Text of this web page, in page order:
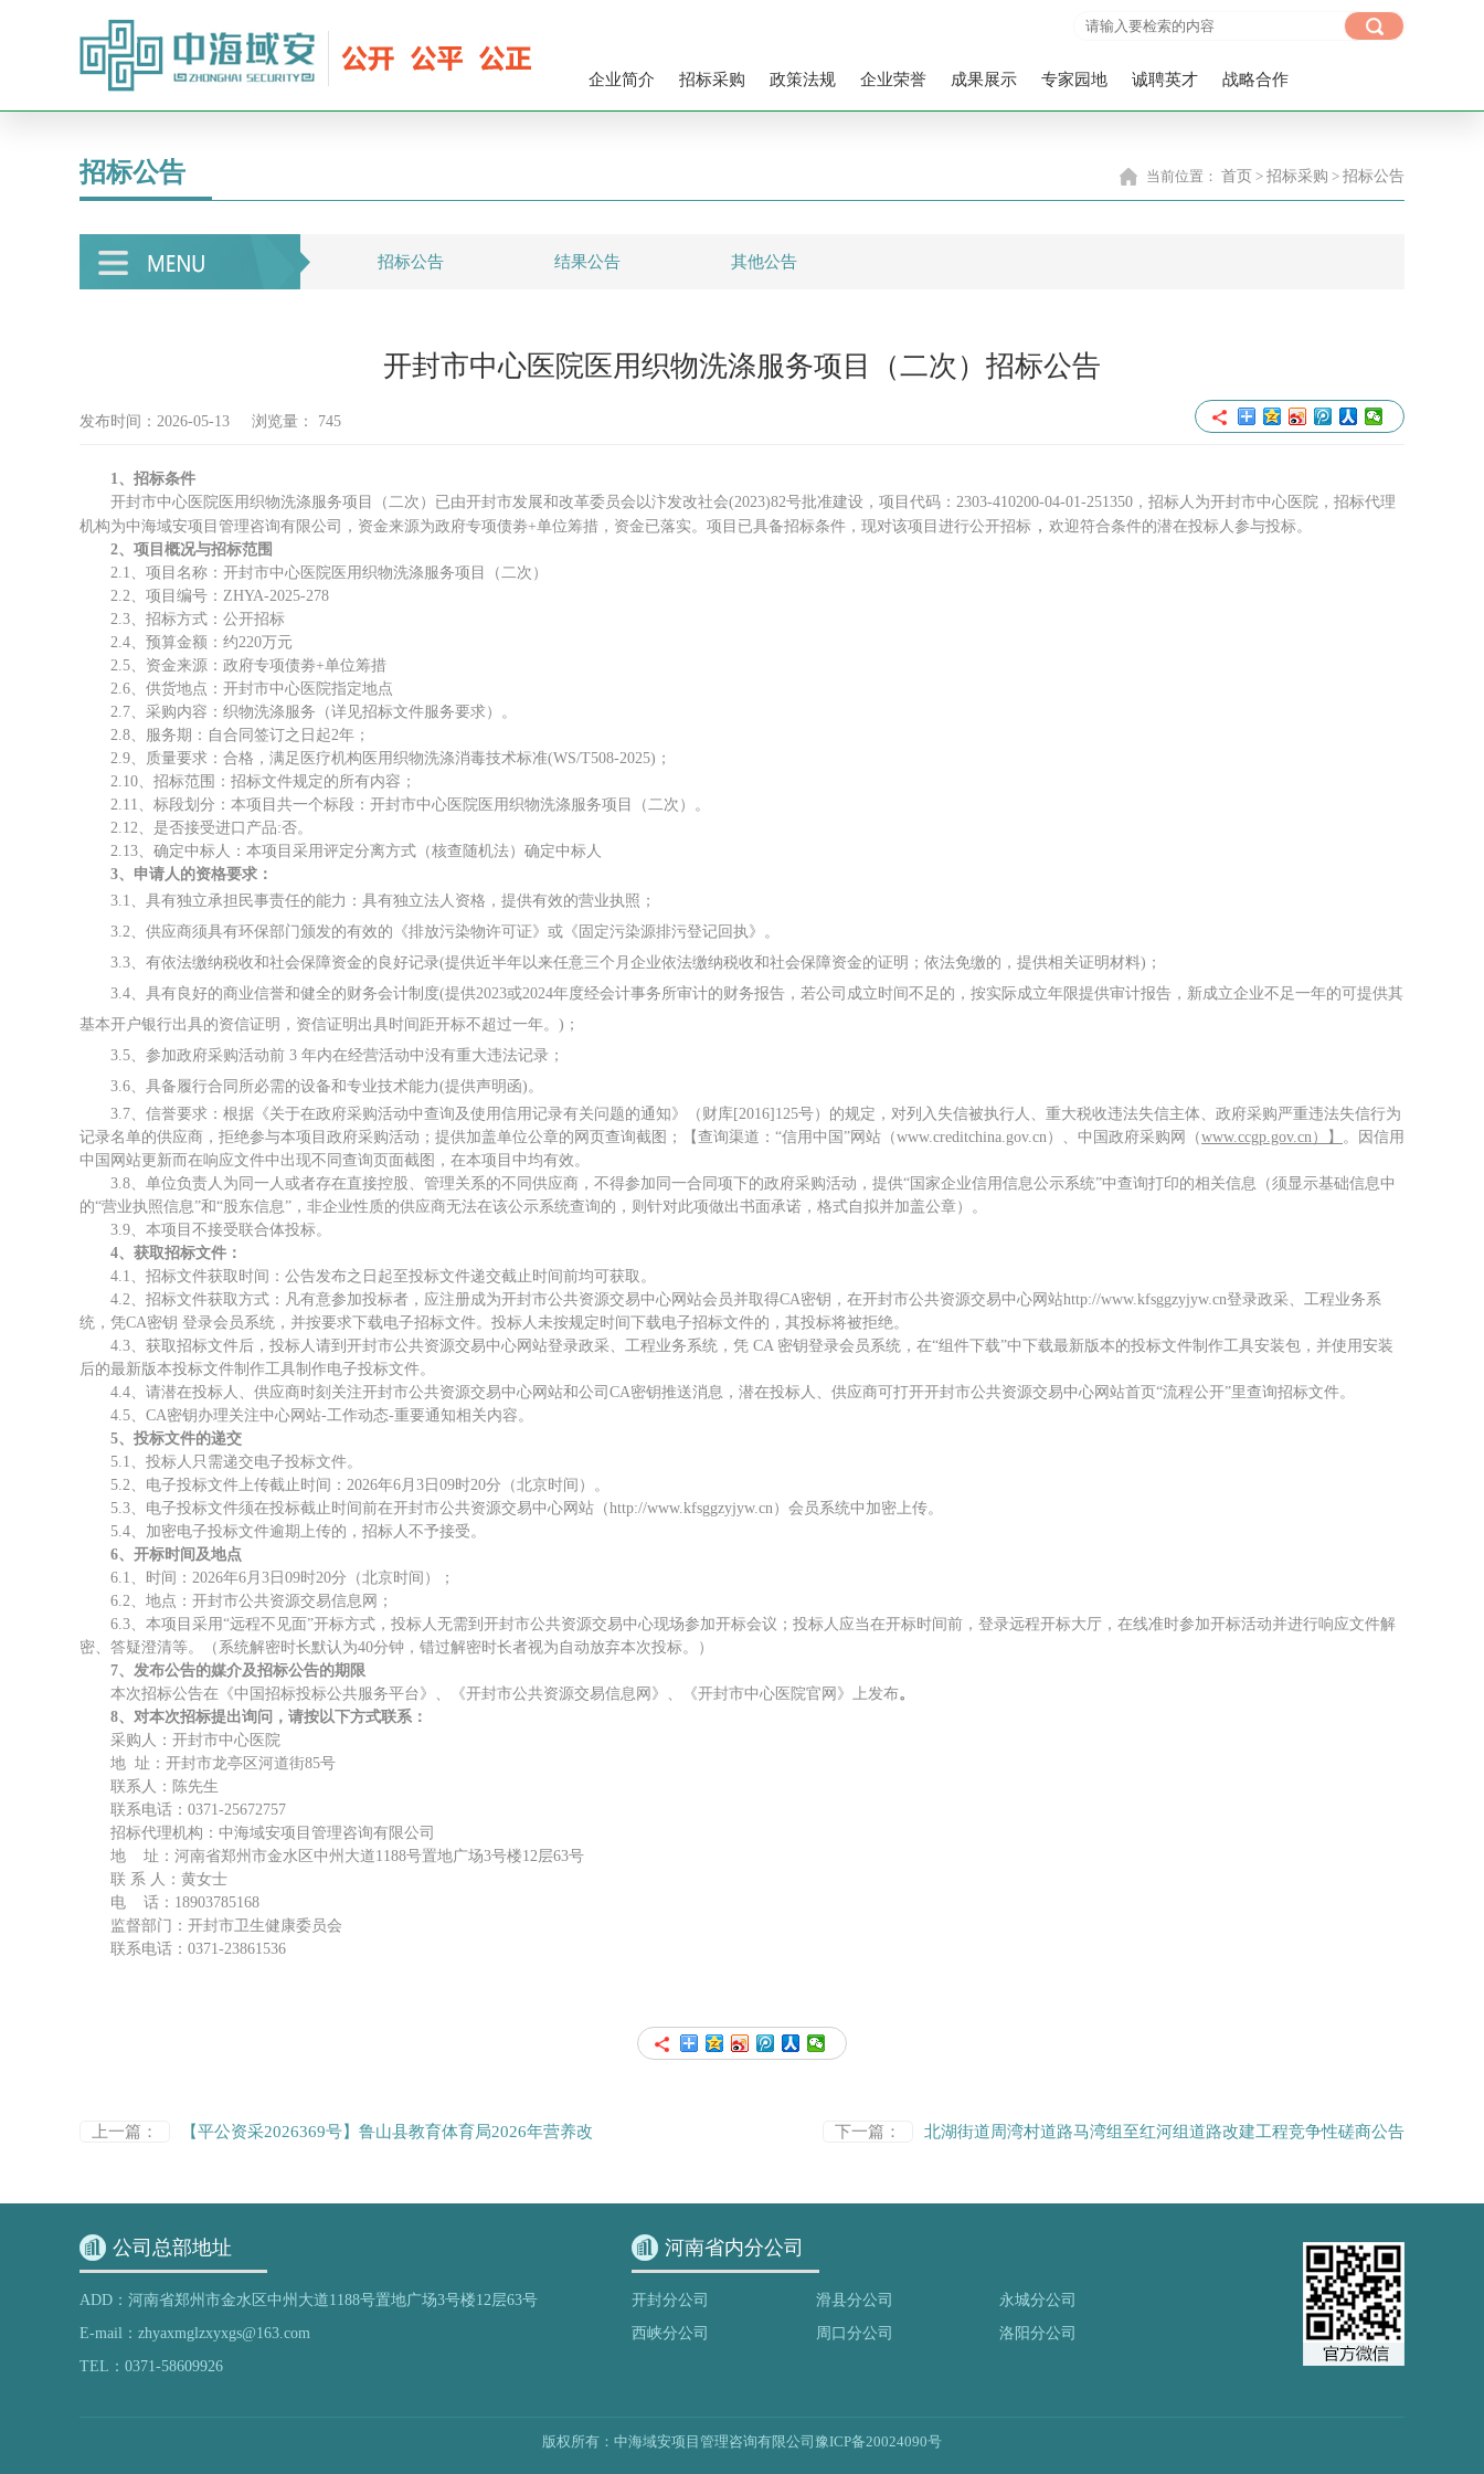
企业简介 招标采购 政策法规 企业荣誉 成果展示 专家园地 诚聘英才 战略合作
招标公告 当前位置： 首页 > 招标采购 > 招标公告
招标公告 结果公告 其他公告
开封市中心医院医用织物洗涤服务项目（二次）招标公告
发布时间：2026-05-13 浏览量： 745
1、招标条件
开封市中心医院医用织物洗涤服务项目（二次） 已由开封市发展和改革委员会以汴发改社会(2023)82号批准建设，项目代码：2303-410200-04-01-251350 ，招标人为开封市中心医 院 ，招标代理
机构为中海域安项目管理咨询有限公司 ， 资金来源为政府专项债劵+单位筹措 ，资金已落实。 项目已具备招标条件，现对该项目进行公开招标 ， 欢迎符合条件的潜在投标人参与投标。
2、项目概况与招标范围
2.1、项目名称： 开封市中心医院医用织物洗涤服务项目（二次）
2.2、项目编号： ZHYA-2025-278
2.3、 招标方式：公开招标
2.4、预算金额： 约220万元
2.5、资金来源： 政府专项债劵+单位筹措
2.6、供货地点： 开封市中心医院指定地点
2.7、 采购内容： 织物洗涤服务 （详见招标文件服务要求）。
2.8、 服务期：自合同签订之日起2年 ；
2.9、质量要求： 合格，满足医疗机构医用织物洗涤消毒技术标准(WS/T508-2025) ；
2.10、招标范围： 招标文件规定的所有内容；
2.11 、标段划分：本项目共一个标段： 开封市中心医院医用织物洗涤服务项目（二次） 。
2.12、是否接受进口产品:否。
2.13、 确定中标人：本项目 采用评定分离方式 （核查随机法） 确定中标人
3、申请人的资格要求：
3.1、 具有独立承担民事责任的能力：具有独立法人资格，提供有效的营业执照；
3.2、供应商须具有环保部门颁发的有效的《排放污染物许可证》或《固定污染源排污登记回执》。
3.3、 有依法缴纳税收和社会保障资金的良好记录(提供近半年以来任意三个月企业依法缴纳税收和社会保障资金的证明；依法免缴的，提供相关证明材料)；
3.4、 具有良好的商业信誉和健全的财务会计制度(提供2023或2024年度经会计事务所审计的财务报告 ，若公司成立时间不足的，按实际成立年限提供审计报告 ，新成立企业不足一年的可提供其
基本开户银行出具的资信证明，资信证明出具时间距开标不超过一年。 )；
3.5、 参加政府采购活动前 3 年内在经营活动中没有重大违法记录；
3.6、 具备履行合同所必需的设备和专业技术能力(提供声明函)。
3.7、信誉要求： 根据《关于在政府采购活动中查询及使用信用记录有关问题的通知》（财库[2016]125号）的规定，对列入失信被执行人、重大税收违法失信主体、政府采购严重违法失信行为
记录名单的供应商，拒绝参与本项目政府采购活动； 提供加盖单位公章的网页查询截图； 【查询渠道： “信用中国”网站（www.creditchina.gov.cn）、中国政府采购网（www.ccgp.gov.cn）】 。因信用
中国网站更新而在响应文件中出现不同查询页面截图，在本项目中均有效。
3.8、单位负责人为同一人或者存在直接控股、管理关系的不同供应商，不得参加同一合同项下的政府采购活动，提供“国家企业信用信息公示系统”中查询打印的相关信息（须显示基础信息中
的“营业执照信息”和“股东信息”，非企业性质的供应商无法在该公示系统查询的，则针对此项做出书面承诺，格式自拟并加盖公章）。
3.9、本项目不接受联合体投标。
4、获取招标文件：
4.1、 招标文件获取时间： 公告发布之日起至投标文件递交截止时间前均可获取。
4.2、招标文件获取方式：凡有意参加投标者，应注册成为开封市公共资源交易中心网站会员并取得CA密钥，在开封市公共资源交易中心网站http://www.kfsggzyjyw.cn登录政采、工程业务系
统，凭CA密钥 登录会员系统，并按要求下载电子招标文件。投标人未按规定时间下载电子招标文件的，其投标将被拒绝。
4.3、获取招标文件后，投标人请到开封市公共资源交易中心网站登录政采、工程业务系统，凭 CA 密钥登录会员系统，在“组件下载”中下载最新版本的投标文件制作工具安装包，并使用安装
后的最新版本投标文件制作工具制作电子投标文件。
4.4、请潜在投标人、供应商时刻关注开封市公共资源交易中心网站和公司CA密钥推送消息，潜在投标人、供应商可打开开封市公共资源交易中心网站首页“流程公开”里查询招标文件。
4.5、CA密钥办理关注中心网站-工作动态-重要通知相关内容。
5、 投标文件的递交
5.1、投标人只需递交电子投标文件。
5.2、电子投标文件上传截止时间：2026年6月 3 日 09时20分 （北京时间）。
5.3、电子投标文件须在投标截止时间前在开封市公共资源交易中心网站（http://www.kfsggzyjyw.cn）会员系统中加密上传。
5.4、加密电子投标文件逾期上传的，招标人不予接受。
6、开标时间及地点
6.1、时间：2026年6月 3 日 09时20分（北京时间）；
6.2、地点：开封市公共资源交易信息网；
6.3、本项目采用“远程不见面”开标方式，投标人无需到开封市公共资源交易中心现场参加开标会议；投标人应当在开标时间前，登录远程开标大厅，在线准时参加开标活动并进行响应文件解
密、答疑澄清等。（系统解密时长默认为40分钟，错过解密时长者视为自动放弃本次投标。）
7、 发布公告的媒介及招标公告的期限
本次招标公告在 《中国招标投标公共服务平台》、《开封市公共资源交易信息网》、《开封市中心医院官网》 上发布。
8、对本次招标提出询问，请按以下方式联系：
采购人：开封市中心医院
地 址： 开封市龙亭区河道街85号
联系人：陈先生
联系电话： 0371-25672757
招标代理机构：中海域安项目管理咨询有限公司
地
址：河南省郑州市金水区中州大道1188号置地广场3号楼12层63号
联 系 人：黄女士
电
话： 18903785168
监督部门： 开封市卫生健康委员会
联系电话： 0371-23861536
上一篇： 【平公资采2026369号】鲁山县教育体育局2026年营养改 下一篇： 北湖街道周湾村道路马湾组至红河组道路改建工程竞争性磋商公告
公司总部地址
ADD：河南省郑州市金水区中州大道1188号置地广场3号楼12层63号
E-mail：zhyaxmglzxyxgs@163.com
TEL：0371-58609926
河南省内分公司
开封分公司 滑县分公司
永城分公司
西峡分公司
周口分公司 洛阳分公司
版权所有：中海域安项目管理咨询有限公司 豫ICP备20024090号